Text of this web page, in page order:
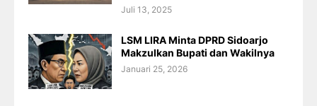
Juli 13, 2025
LSM LIRA Minta DPRD Sidoarjo
Makzulkan Bupati dan Wakilnya
Januari 25, 2026